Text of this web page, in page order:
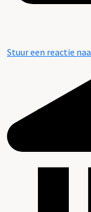
Stuur een reactie